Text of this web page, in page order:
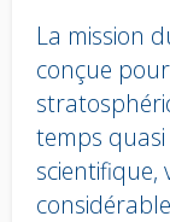
La mission
conçue
temps
scientifique,